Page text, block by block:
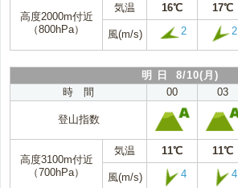
高度2000m付近
（800hPa）
気温 16℃ 17℃
風(m/s) 2 2
明 日 8/10(月)
時 間
00 03
登山指数
高度3100m付近
（700hPa）
気温 11℃ 11℃
風(m/s) 4 4